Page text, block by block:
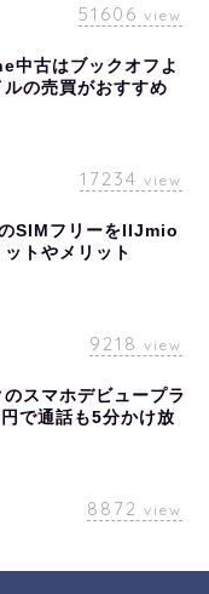
51606 view
中古はブックオフよ
ルの売買がおすすめ
17234 view
SIMフリーをIIJmio
トやメリット
9218 view
スマホデビュープラ
で通話も5分かけ放
8872 view